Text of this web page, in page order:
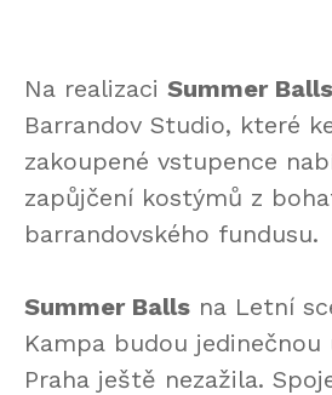
Na realizaci Summer Balls
Barrandov Studio, které
zakoupené vstupence
zapůjčení kostýmů z
barrandovského fundusu.
Summer Balls na Letní
Kampa budou
Praha ještě nezažila.